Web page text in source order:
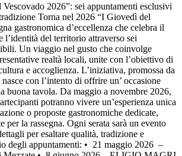
2026”: sei appuntamenti esclusivi
Torna nel 2026 “I Giovedì del
gastronomica d’eccellenza che celebra il
del territorio attraverso sei
Un viaggio nel gusto che coinvolge
realtà locali, unite con l’obiettivo di
e accoglienza. L’iniziativa, promossa da
con l’intento di offrire un’ occasione
buona tavola. Da maggio a novembre 2026,
potranno vivere un’esperienza unica
o proposte gastronomiche dedicate,
per la rassegna. Ogni serata sarà un evento
per esaltare qualità, tradizione e
degli appuntamenti: •⁠ ⁠ 21 maggio 2026 –